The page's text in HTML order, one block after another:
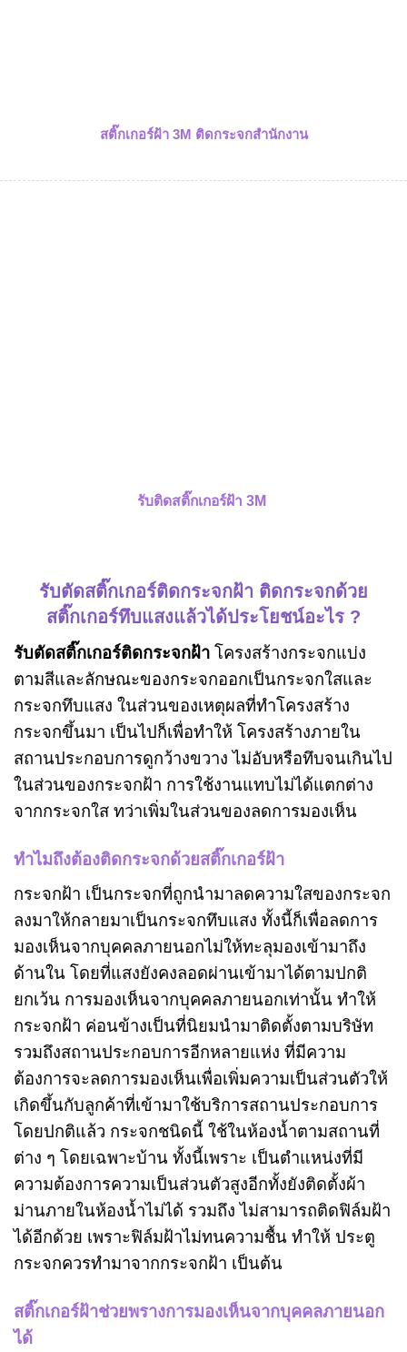
สติ๊กเกอร์ฝ้า 3M ติดกระจกสำนักงาน
รับติดสติ๊กเกอร์ฝ้า 3M
รับตัดสติ๊กเกอร์ติดกระจกฝ้า ติดกระจกด้วย
สติ๊กเกอร์ทึบแสงแล้วได้ประโยชน์อะไร ?
รับตัดสติ๊กเกอร์ติดกระจกฝ้า โครงสร้างกระจกแบ่ง
ตามสีและลักษณะของกระจกออกเป็นกระจกใสและ
กระจกทึบแสง ในส่วนของเหตุผลที่ทำโครงสร้าง
กระจกขึ้นมา เป็นไปก็เพื่อทำให้ โครงสร้างภายใน
สถานประกอบการดูกว้างขวาง ไม่อับหรือทึบจนเกินไป
ในส่วนของกระจกฝ้า การใช้งานแทบไม่ได้แตกต่าง
จากกระจกใส ทว่าเพิ่มในส่วนของลดการมองเห็น
ทำไมถึงต้องติดกระจกด้วยสติ๊กเกอร์ฝ้า
กระจกฝ้า เป็นกระจกที่ถูกนำมาลดความใสของกระจก
ลงมาให้กลายมาเป็นกระจกทึบแสง ทั้งนี้ก็เพื่อลดการ
มองเห็นจากบุคคลภายนอกไม่ให้ทะลุมองเข้ามาถึง
ด้านใน โดยที่แสงยังคงลอดผ่านเข้ามาได้ตามปกติ
ยกเว้น การมองเห็นจากบุคคลภายนอกเท่านั้น ทำให้
กระจกฝ้า ค่อนข้างเป็นที่นิยมนำมาติดตั้งตามบริษัท
รวมถึงสถานประกอบการอีกหลายแห่ง ที่มีความ
ต้องการจะลดการมองเห็นเพื่อเพิ่มความเป็นส่วนตัวให้
เกิดขึ้นกับลูกค้าที่เข้ามาใช้บริการสถานประกอบการ
โดยปกติแล้ว กระจกชนิดนี้ ใช้ในห้องน้ำตามสถานที่
ต่าง ๆ โดยเฉพาะบ้าน ทั้งนี้เพราะ เป็นตำแหน่งที่มี
ความต้องการความเป็นส่วนตัวสูงอีกทั้งยังติดตั้งผ้า
ม่านภายในห้องน้ำไม่ได้ รวมถึง ไม่สามารถติดฟิล์มฝ้า
ได้อีกด้วย เพราะฟิล์มฝ้าไม่ทนความชื้น ทำให้ ประตู
กระจกควรทำมาจากกระจกฝ้า เป็นต้น
สติ๊กเกอร์ฝ้าช่วยพรางการมองเห็นจากบุคคลภายนอก
ได้